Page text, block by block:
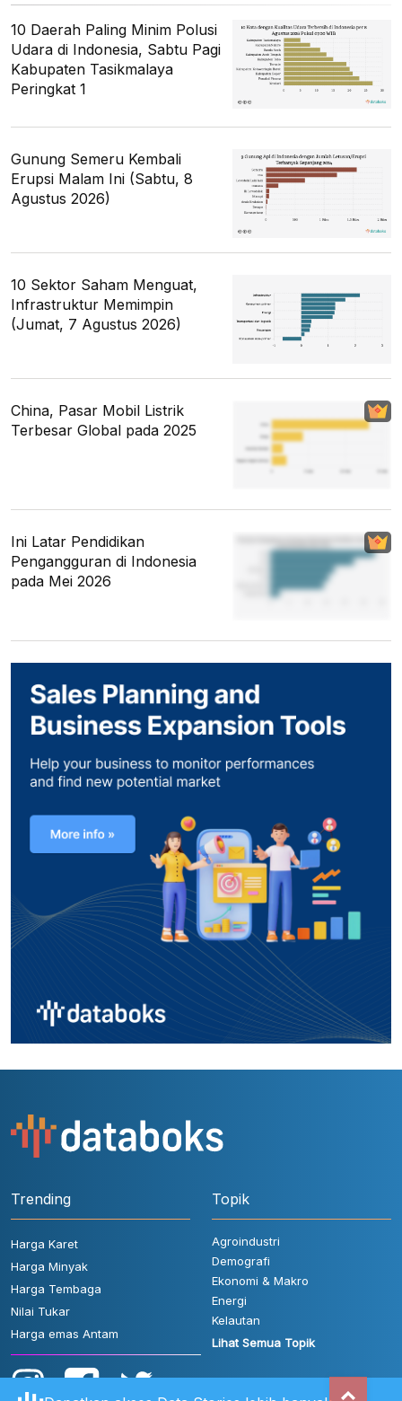
10 Daerah Paling Minim Polusi
Udara di Indonesia, Sabtu Pagi
Kabupaten Tasikmalaya
Peringkat 1
Gunung Semeru Kembali
Erupsi Malam Ini (Sabtu, 8
Agustus 2026)
10 Sektor Saham Menguat,
Infrastruktur Memimpin
(Jumat, 7 Agustus 2026)
China, Pasar Mobil Listrik
Terbesar Global pada 2025
Ini Latar Pendidikan
Pengangguran di Indonesia
pada Mei 2026
Trending
Harga Karet
Harga Minyak
Harga Tembaga
Nilai Tukar
Harga emas Antam
Topik
Agroindustri
Demografi
Ekonomi & Makro
Energi
Kelautan
Lihat Semua Topik